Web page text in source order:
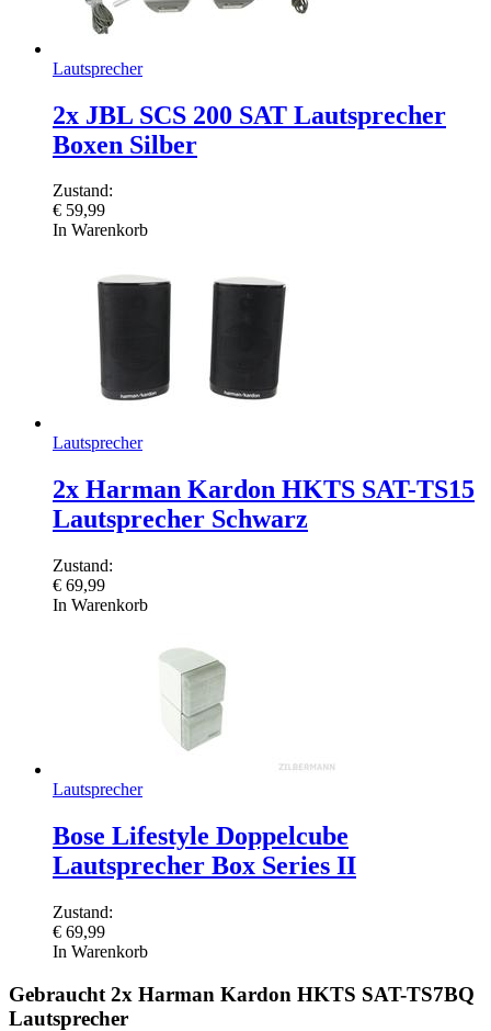
Lautsprecher
2x JBL SCS 200 SAT Lautsprecher
Boxen Silber
Zustand:
€ 59,99
In Warenkorb
Lautsprecher
2x Harman Kardon HKTS SAT-TS15
Lautsprecher Schwarz
Zustand:
€ 69,99
In Warenkorb
Lautsprecher
Bose Lifestyle Doppelcube
Lautsprecher Box Series II
Zustand:
€ 69,99
In Warenkorb
Gebraucht 2x Harman Kardon HKTS SAT-TS7BQ
Lautsprecher